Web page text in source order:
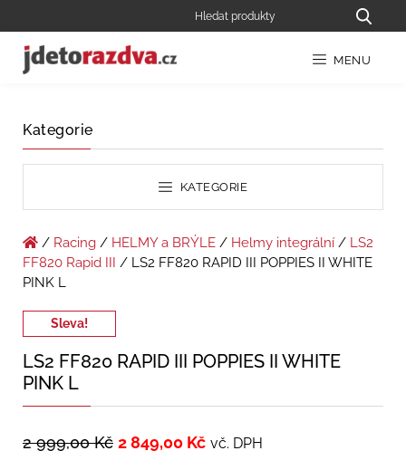
MENU
Kategorie
KATEGORIE
/ Racing / HELMY a BRÝLE / Helmy integrální / LS2
FF820 Rapid III
/ LS2 FF820 RAPID III POPPIES II WHITE
PINK L
Sleva!
LS2 FF820 RAPID III POPPIES II WHITE
PINK L
2 999,00Kč 2 849,00 Kč vč. DPH